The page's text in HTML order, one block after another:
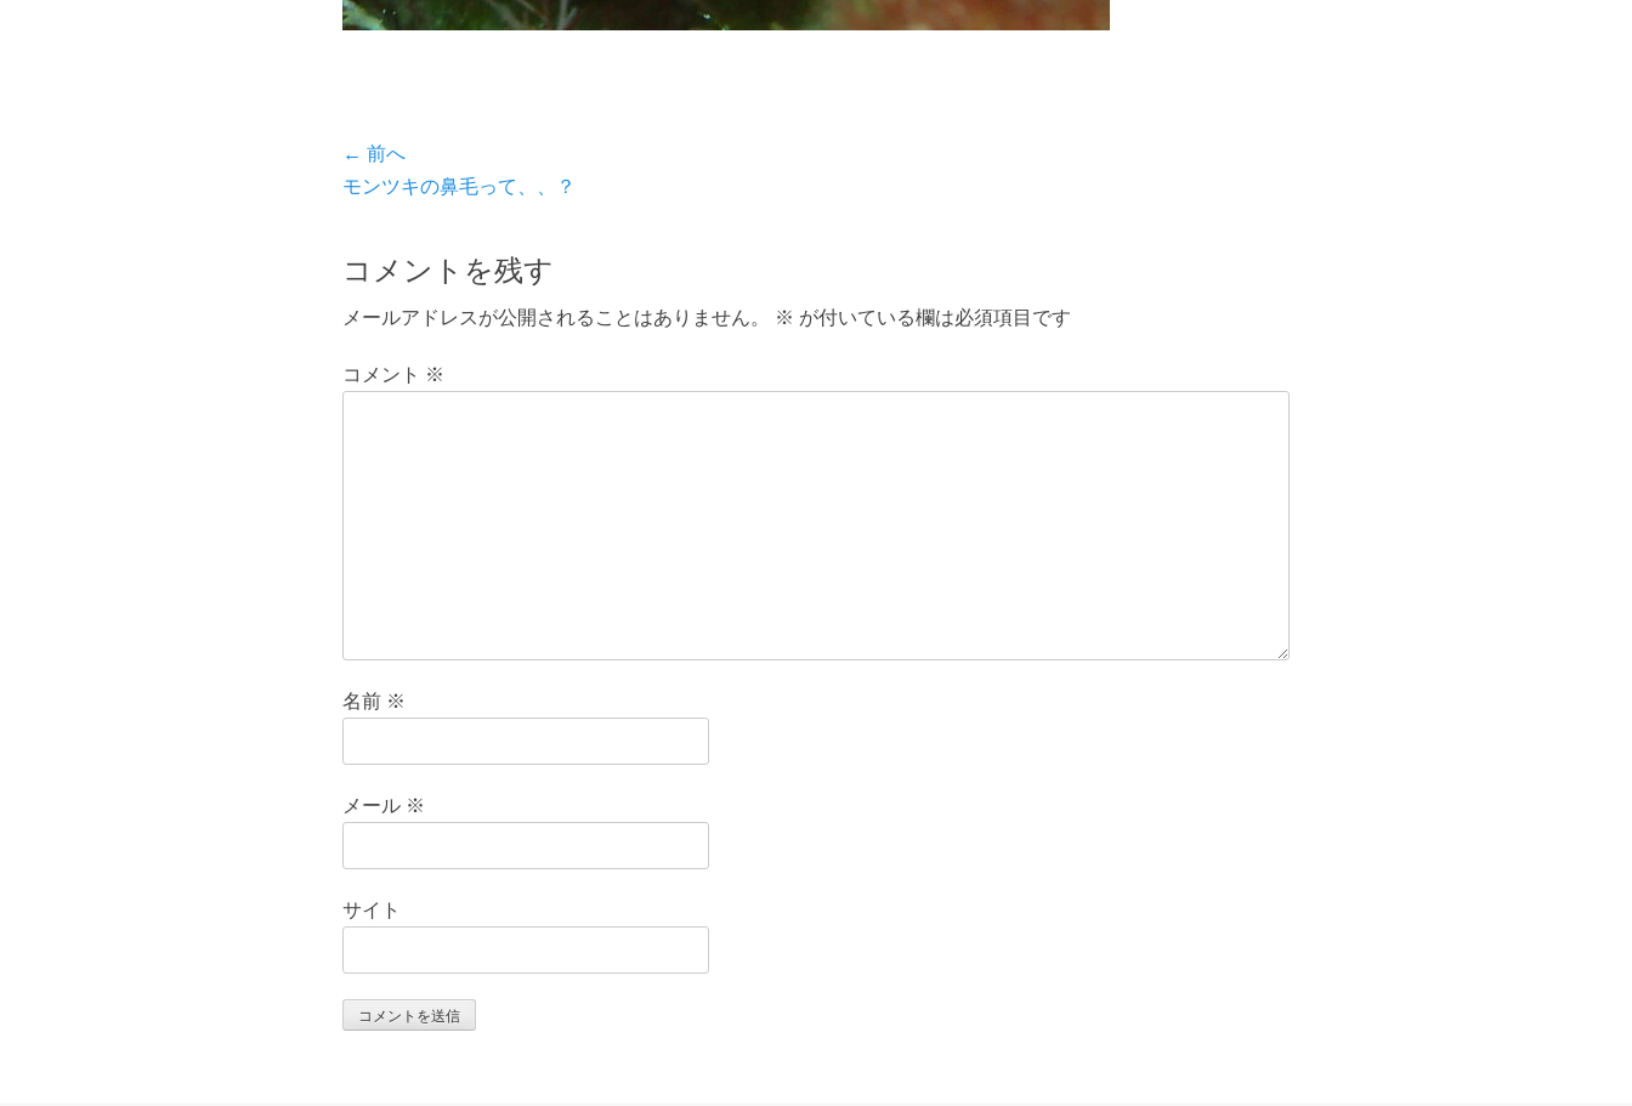
投
稿
ビ
ゲ
ー
← 前へ
前
稿:
モンツキの鼻毛って、、？
コメントを残す
メールアドレスが公開されることはありません。 ※ が付いている欄は必須項目です
コメント ※
名前 ※
メール ※
サイト